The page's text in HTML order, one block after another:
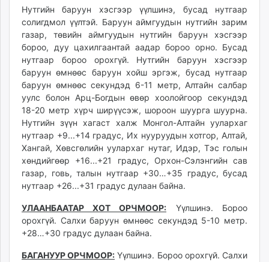
isee.mn
mglradio.com
fact.mn
itoim.mn
tumen.mn
shuum.mn
times.mn
tvmongolia.mn
mass.mn
unegui.mn
toim.mn
tac.mn
unread.today
Нутгийн баруун хэсгээр үүлшинэ, бусад нутгаар
солигдмол үүлтэй. Баруун аймгуудын нутгийн зарим
газар, төвийн аймгуудын нутгийн баруун хэсгээр
бороо, дуу цахилгаантай аадар бороо орно. Бусад
нутгаар бороо орохгүй. Нутгийн баруун хэсгээр
баруун өмнөөс баруун хойш эргэж, бусад нутгаар
баруун өмнөөс секундэд 6-11 метр, Алтайн салбар
уулс болон Арц-Богдын өвөр хоолойгоор секундэд
18-20 метр хүрч ширүүсэж, шороон шуурга шуурна.
Нутгийн зүүн хагаст халж Монгол-Алтайн уулархаг
нутгаар +9...+14 градус, Их нууруудын хотгор, Алтай,
Хангай, Хөвсгөлийн уулархаг нутаг, Идэр, Тэс голын
хөндийгөөр +16...+21 градус, Орхон-Сэлэнгийн сав
газар, говь, талын нутгаар +30…+35 градус, бусад
нутгаар +26...+31 градус дулаан байна.
УЛААНБААТАР ХОТ ОРЧМООР: Үүлшинэ. Бороо
орохгүй. Салхи баруун өмнөөс секундэд 5-10 метр.
+28…+30 градус дулаан байна.
БАГАНУУР ОРЧМООР: Үүлшинэ. Бороо орохгүй. Салхи